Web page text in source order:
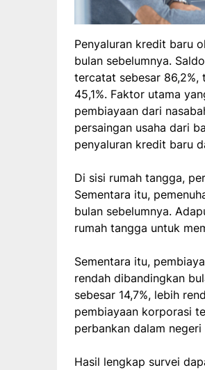
Penyaluran kredit baru
bulan sebelumnya.
tercatat sebesar 86,2%,
45,1%. Faktor utama
pembiayaan dari
persaingan usaha dari
penyaluran kredit baru
Di sisi rumah tangga,
Sementara itu,
bulan sebelumnya.
rumah tangga untuk
Sementara itu,
rendah dibandingkan
sebesar 14,7%, lebih
pembiayaan korporasi
perbankan dalam
Hasil lengkap survei